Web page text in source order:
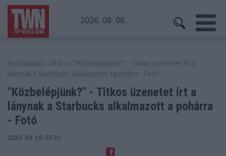
2026. 08. 06.
Kezdőoldal » 24 óra » "Közbelépjünk?" - Titkos üzenetet írt a
lánynak a Starbucks alkalmazott a pohárra - Fotó
"Közbelépjünk?" - Titkos üzenetet írt a
lánynak a Starbucks alkalmazott a pohárra
- Fotó
2023. 10. 19. 07:32